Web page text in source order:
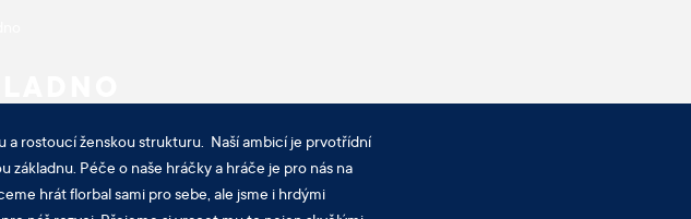
a rostoucí ženskou strukturu. Naší ambicí je prvotřídní
Péče o naše hráčky a hráče je pro nás na
hrát florbal sami pro sebe, ale jsme i hrdými